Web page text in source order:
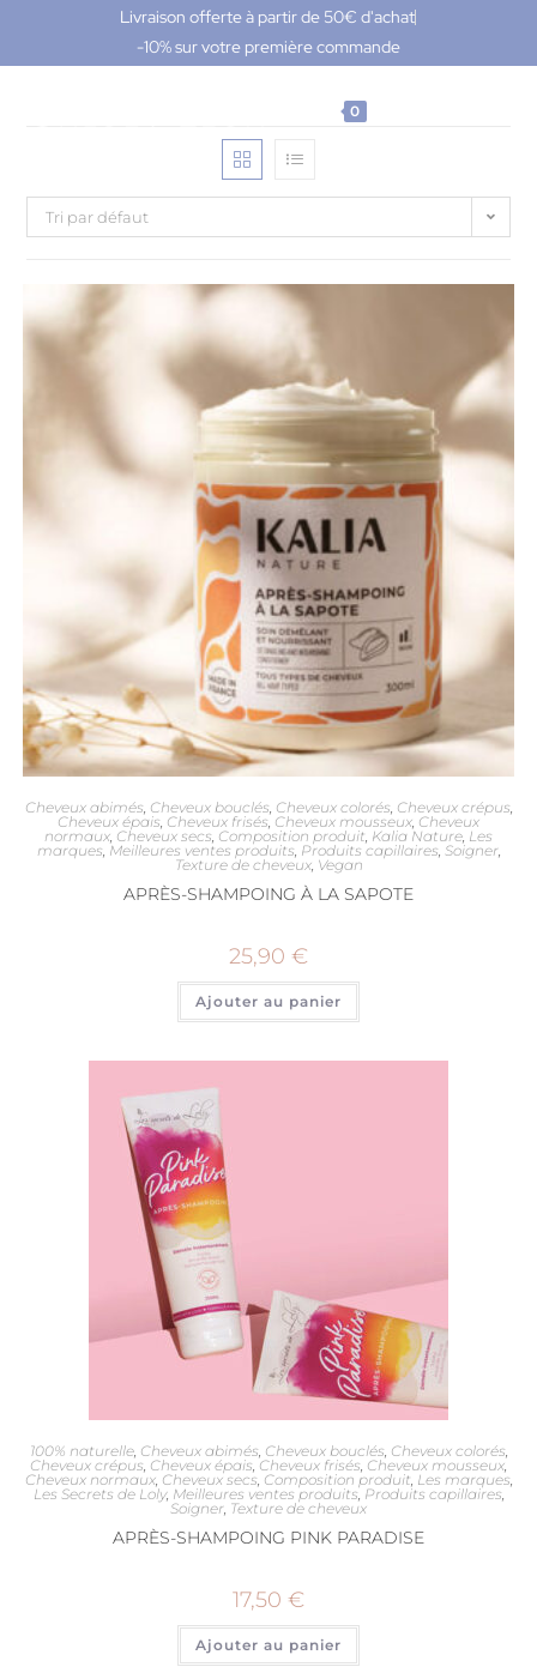
Livraison offerte à partir de 50€ d'achat
-10% sur votre première commande
0
Tri par défaut
Cheveux abimés Cheveux bouclés Cheveux colorés Cheveux crépus
Cheveux épais Cheveux frisés, Cheveux mousseux Cheveux
normaux Cheveux secs Composition produit Kalia Nature Les
marques Meilleures ventes produits Produits capillaires Soigner,
Texture de cheveux, Vegan
APRÈS-SHAMPOING À LA SAPOTE
25,90 €
Ajouter au panier
100% naturelle, Cheveux abimés, Cheveux bouclés, Cheveux colorés,
Cheveux crépus, Cheveux épais, Cheveux frisés, Cheveux mousseux,
Cheveux normaux, Cheveux secs, Composition produit, Les marques,
Les Secrets de Loly, Meilleures ventes produits, Produits capillaires,
Soigner, Texture de cheveux
APRÈS-SHAMPOING PINK PARADISE
17,50 €
Ajouter au panier